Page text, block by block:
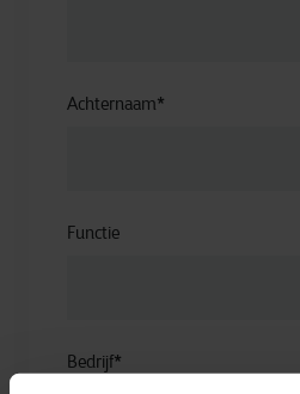
Achternaam*
Functie
Bedrijf*